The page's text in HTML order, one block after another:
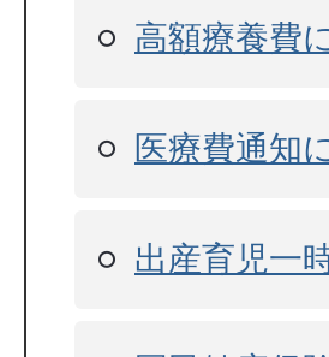
高額療養費
医療費通知
出産育児一